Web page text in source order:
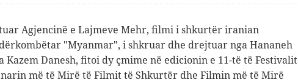
Agjencinë e Lajmeve Mehr, filmi i shkurtër iranian
"Myanmar", i shkruar dhe drejtuar nga Hananeh
Danesh, fitoi dy çmime në edicionin e 11-të të Festivalit
më të Mirë të Filmit të Shkurtër dhe Filmin më të Mirë